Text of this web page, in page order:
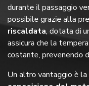
durante il passaggio
possibile grazie alla
riscaldata, dotata di
assicura che la
costante, prevenendo
Un altro vantaggio è la